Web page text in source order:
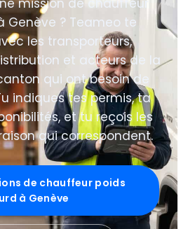
mission de chauffeur
Genève ? Teameo te
les transporteurs,
et acteurs de la
qui ont besoin de
indiques tes permis, ta
et tu reçois les
qui correspondent.
de chauffeur poids
à Genève